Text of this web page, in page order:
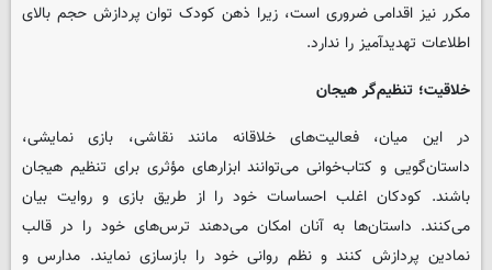
مکرر نیز اقدامی ضروری است، زیرا ذهن کودک توان پردازش حجم بالای
اطلاعات تهدیدآمیز را ندارد.
خلاقیت؛ تنظیم‌گر هیجان
در این میان، فعالیت‌های خلاقانه مانند نقاشی، بازی نمایشی،
داستان‌گویی و کتاب‌خوانی می‌توانند ابزارهای مؤثری برای تنظیم هیجان
باشند. کودکان اغلب احساسات خود را از طریق بازی و روایت بیان
می‌کنند. داستان‌ها به آنان امکان می‌دهند ترس‌های خود را در قالب
نمادین پردازش کنند و نظم روانی خود را بازسازی نمایند. مدارس و